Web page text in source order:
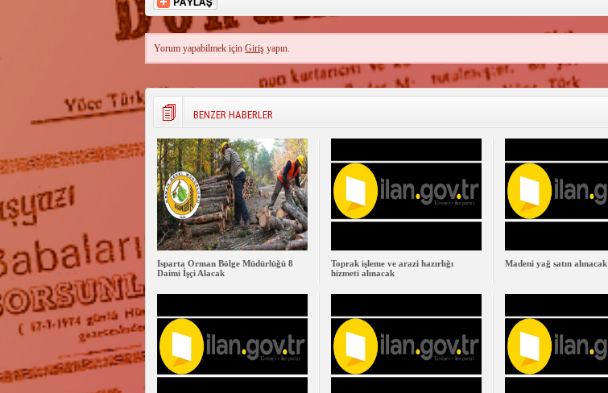
Yorum yapabilmek içinGiriş yapın.
BENZER HABERLER
Isparta Orman Bölge Müdürlüğü 8
Daimi İşçi Alacak
Toprak işleme ve arazi hazırlığı
hizmeti alınacak
Madeni yağ satın alınacak